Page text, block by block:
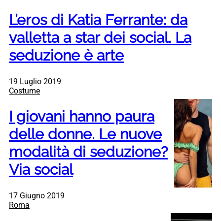
L’eros di Katia Ferrante: da
valletta a star dei social. La
seduzione è arte
19 Luglio 2019
Costume
I giovani hanno paura
delle donne. Le nuove
modalità di seduzione?
Via social
17 Giugno 2019
Roma